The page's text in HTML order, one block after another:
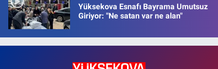
Yüksekova Esnafı Bayrama Umutsuz
Giriyor: "Ne satan var ne alan"